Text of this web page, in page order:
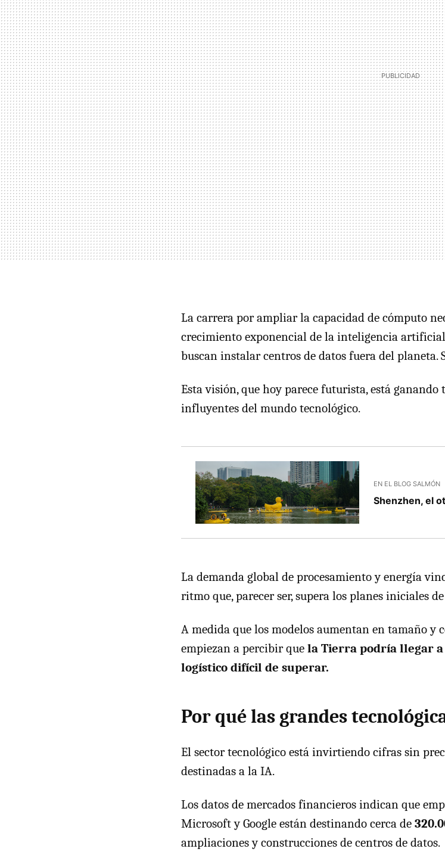
La carrera por ampliar la capacidad de cómputo
crecimiento exponencial de la inteligencia
buscan instalar centros de datos fuera del planeta.
Esta visión, que hoy parece futurista, está
influyentes del mundo tecnológico.
EN EL BLOG SALMÓN
Shenzhen, el
La demanda global de procesamiento y energía
ritmo que, parecer ser, supera los planes iniciales
A medida que los modelos aumentan en tamaño y
empiezan a percibir que la Tierra podría llegar
logístico difícil de superar.
Por qué las grandes
El sector tecnológico está invirtiendo cifras sin
destinadas a la IA.
Los datos de mercados financieros indican que
Microsoft y Google están destinando cerca de
ampliaciones y construcciones de centros de datos.